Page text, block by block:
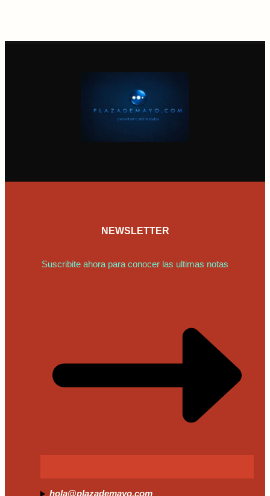
NEWSLETTER
Suscribite ahora para conocer las ultimas notas
hola@plazademayo.com